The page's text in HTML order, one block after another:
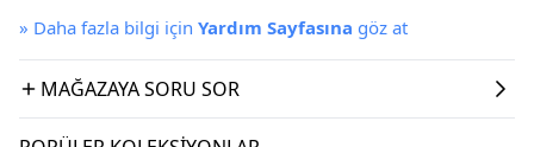
» Daha fazla bilgi için Yardım Sayfasına göz at
MAĞAZAYA SORU SOR